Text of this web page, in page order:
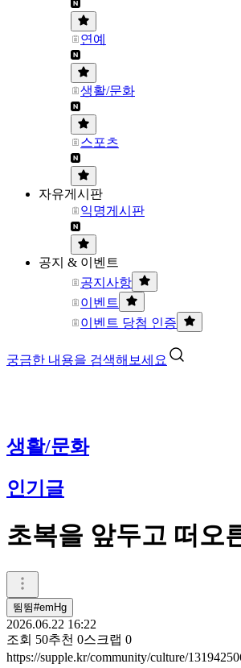
연예
생활/문화
스포츠
자유게시판
익명게시판
공지 & 이벤트
공지사항
이벤트
이벤트 당첨 인증
궁금한 내용을 검색해보세요
생활/문화
인기글
초복을 앞두고 떠오
뜀뜀#emHg
2026.06.22 16:22
조회 50추천 0스크랩 0
https://supple.kr/community/culture/